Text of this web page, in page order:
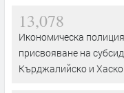
13,078
Икономическа
присвояване на
Кърджалийско и